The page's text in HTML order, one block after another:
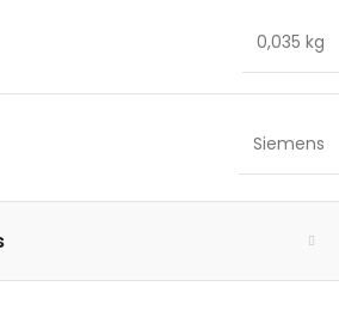
0,035 kg
Siemens